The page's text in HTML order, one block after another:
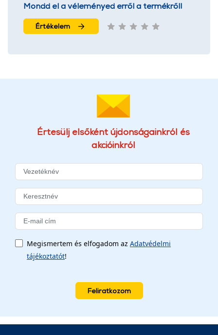
Mondd el a véleményed erről a termékről!
Értékelem
Értesülj elsőként újdonságainkról és
akcióinkról
Megismertem és elfogadom az Adatvédelmi
tájékoztatót!
Feliratkozom